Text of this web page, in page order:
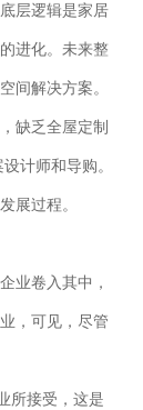
层逻辑是家居
进化。未来整
间解决方案。
缺乏全屋定制
计师和导购。
展过程。
业卷入其中，
，可见，尽管
所接受，这是